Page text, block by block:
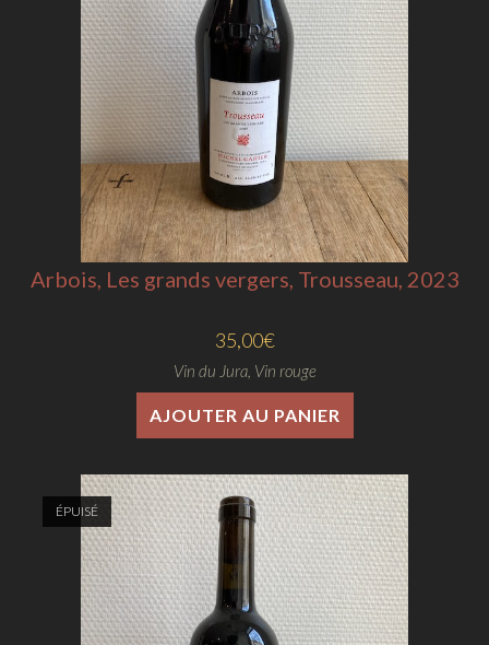
Arbois, Les grands vergers, Trousseau, 2023
35,00€
Vin du Jura, Vin rouge
AJOUTER AU PANIER
ÉPUISÉ